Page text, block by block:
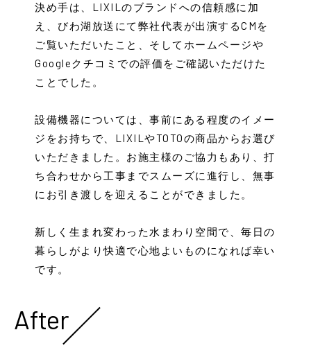
決め手は、LIXILのブランドへの信頼感に加
え、びわ湖放送にて弊社代表が出演するCMを
ご覧いただいたこと、そしてホームページや
Googleクチコミでの評価をご確認いただけた
ことでした。
設備機器については、事前にある程度のイメー
ジをお持ちで、LIXILやTOTOの商品からお選び
いただきました。お施主様のご協力もあり、打
ち合わせから工事までスムーズに進行し、無事
にお引き渡しを迎えることができました。
新しく生まれ変わった水まわり空間で、毎日の
暮らしがより快適で心地よいものになれば幸い
です。
After